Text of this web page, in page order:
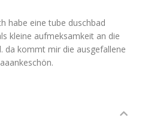
habe eine tube duschbad
kleine aufmeksamkeit an die
da kommt mir die ausgefallene